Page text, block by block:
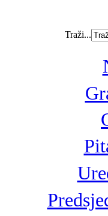
Traži...